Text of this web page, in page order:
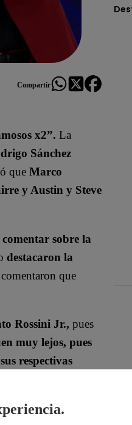
Compartir
x2”. La
Sánchez
que Marco
y Austin y Steve
comentar sobre la
destacaron la
que
Rossini Jr., pues
muy lejos, pues
respectivas